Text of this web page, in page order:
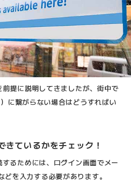
提に説明してきましたが、街中で
に繋がらない場合はどうすればい
きているかをチェック！
るためには、ログイン画面でメー
を入力する必要があります。